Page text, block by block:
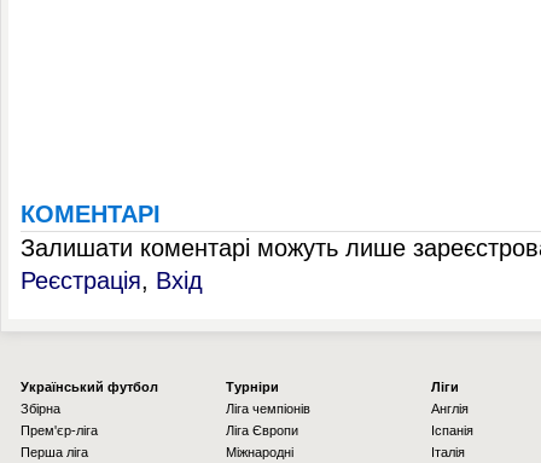
КОМЕНТАРІ
Залишати коментарі можуть лише
Реєстрація, Вхід
Українcький футбол
Збірна
Прем'єр-ліга
Перша ліга
Турніри
Ліга чемпіонів
Ліга Європи
Міжнародні
Ліги
Англія
Іспанія
Італія